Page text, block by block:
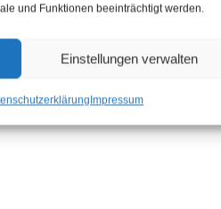
und Funktionen beeinträchtigt werden.
Einstellungen verwalten
Impressum